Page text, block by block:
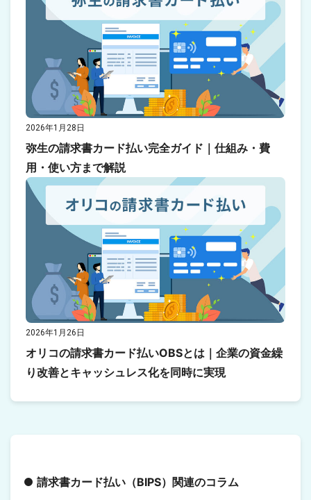
2026年1月28日
弥生の請求書カード払い完全ガイド｜仕組み・費
用・使い方まで解説
2026年1月26日
オリコの請求書カード払いOBSとは｜企業の資金繰
り改善とキャッシュレス化を同時に実現
請求書カード払い（BIPS）関連のコラム